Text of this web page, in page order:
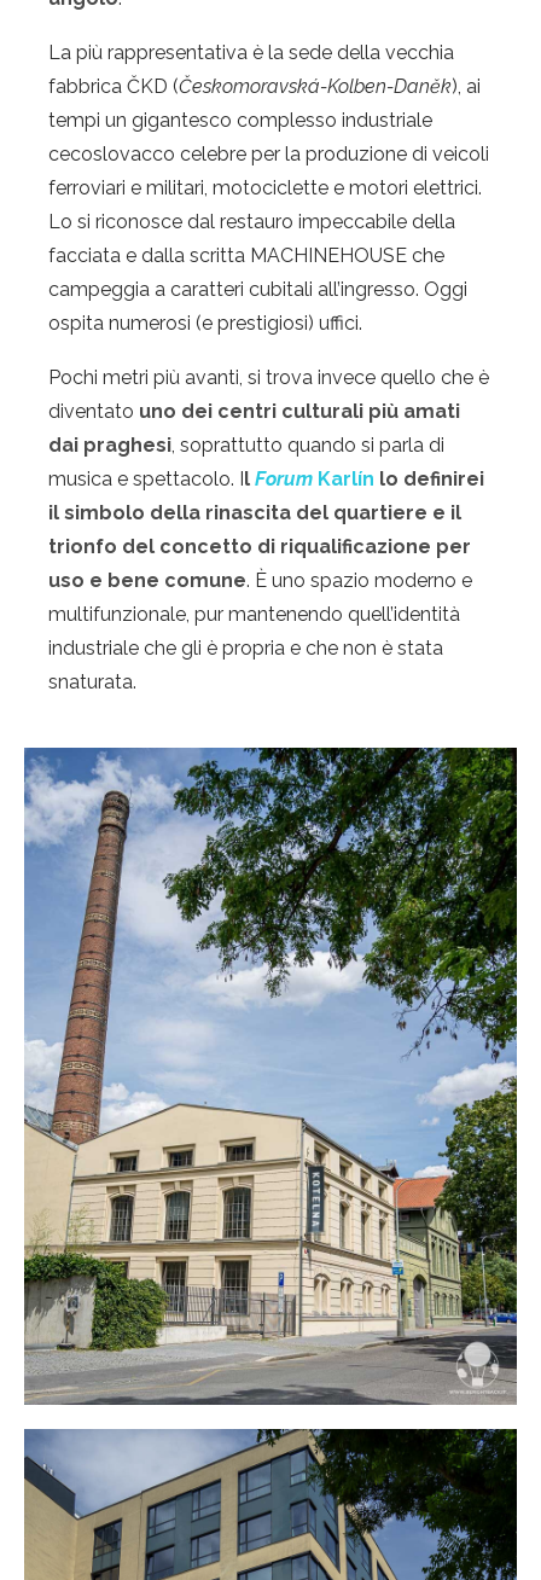
La più rappresentativa è la sede della vecchia
fabbrica ČKD (Českomoravská-Kolben-Daněk), ai
tempi un gigantesco complesso industriale
cecoslovacco celebre per la produzione di veicoli
ferroviari e militari, motociclette e motori elettrici.
Lo si riconosce dal restauro impeccabile della
facciata e dalla scritta MACHINEHOUSE che
campeggia a caratteri cubitali all’ingresso. Oggi
ospita numerosi (e prestigiosi) uffici.
Pochi metri più avanti, si trova invece quello che è
diventato uno dei centri culturali più amati
dai praghesi, soprattutto quando si parla di
musica e spettacolo. I l Forum Karlín lo definirei
il simbolo della rinascita del quartiere e il
trionfo del concetto di riqualificazione per
uso e bene comune. È uno spazio moderno e
multifunzionale, pur mantenendo quell’identità
industriale che gli è propria e che non è stata
snaturata.